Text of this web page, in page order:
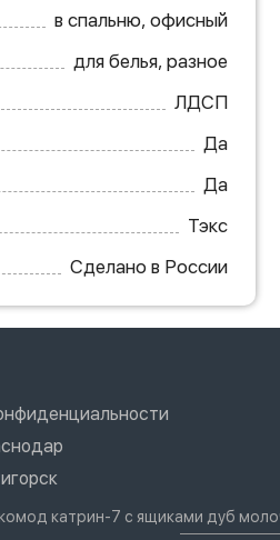
в спальню, офисный
для белья, разное
ЛДСП
Да
Да
Тэкс
Сделано в России
комод катрин-7 с ящиками дуб